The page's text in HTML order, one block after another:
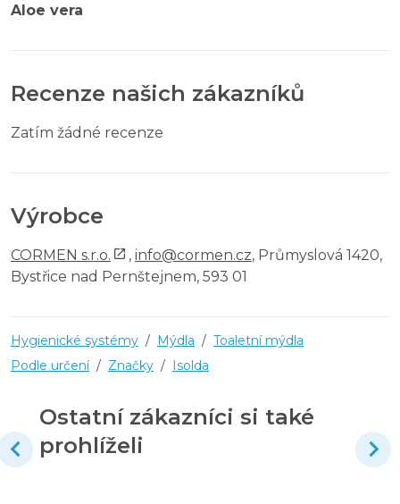
Aloe vera
Recenze našich zákazníků
Zatím žádné recenze
Výrobce
CORMEN s.r.o. , info@cormen.cz, Průmyslová 1420,
Bystřice nad Pernštejnem, 593 01
Hygienické systémy / Mýdla / Toaletní mýdla
Podle určení / Značky / Isolda
Ostatní zákazníci si také
prohlíželi